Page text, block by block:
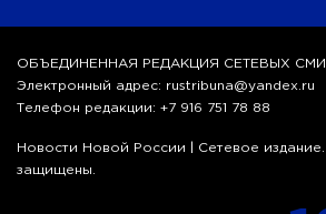
ОБЪЕДИНЕННАЯ РЕДАКЦИЯ СЕТЕВЫХ СМИ
Электронный адрес: rustribuna@yandex.ru
Телефон редакции: +7 916 751 78 88
Новости Новой России | Сетевое
защищены.